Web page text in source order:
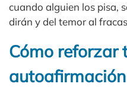
cuando alguien los pisa,
dirán y del temor al
Cómo reforzar
autoafirmación